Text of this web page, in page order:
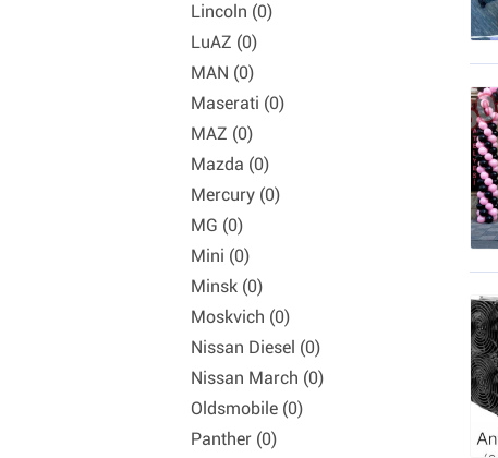
Lincoln (0)
LuAZ (0)
MAN (0)
Maserati (0)
MAZ (0)
Mazda (0)
Mercury (0)
MG (0)
Mini (0)
Minsk (0)
Moskvich (0)
Nissan Diesel (0)
Nissan March (0)
Oldsmobile (0)
Panther (0)